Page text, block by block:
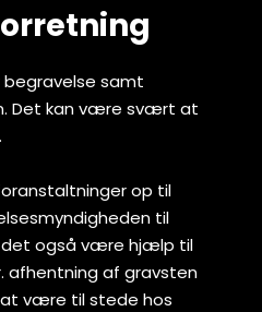
samt
Det kan være svært at
op til
til
det også være hjælp til
afhentning af gravsten
være til stede hos